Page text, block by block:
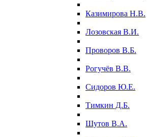
Казимирова Н.В.
Лозовская В.И.
Проворов В.Б.
Рогучёв В.В.
Сидоров Ю.Е.
Тимкин Д.Б.
Шутов В.А.